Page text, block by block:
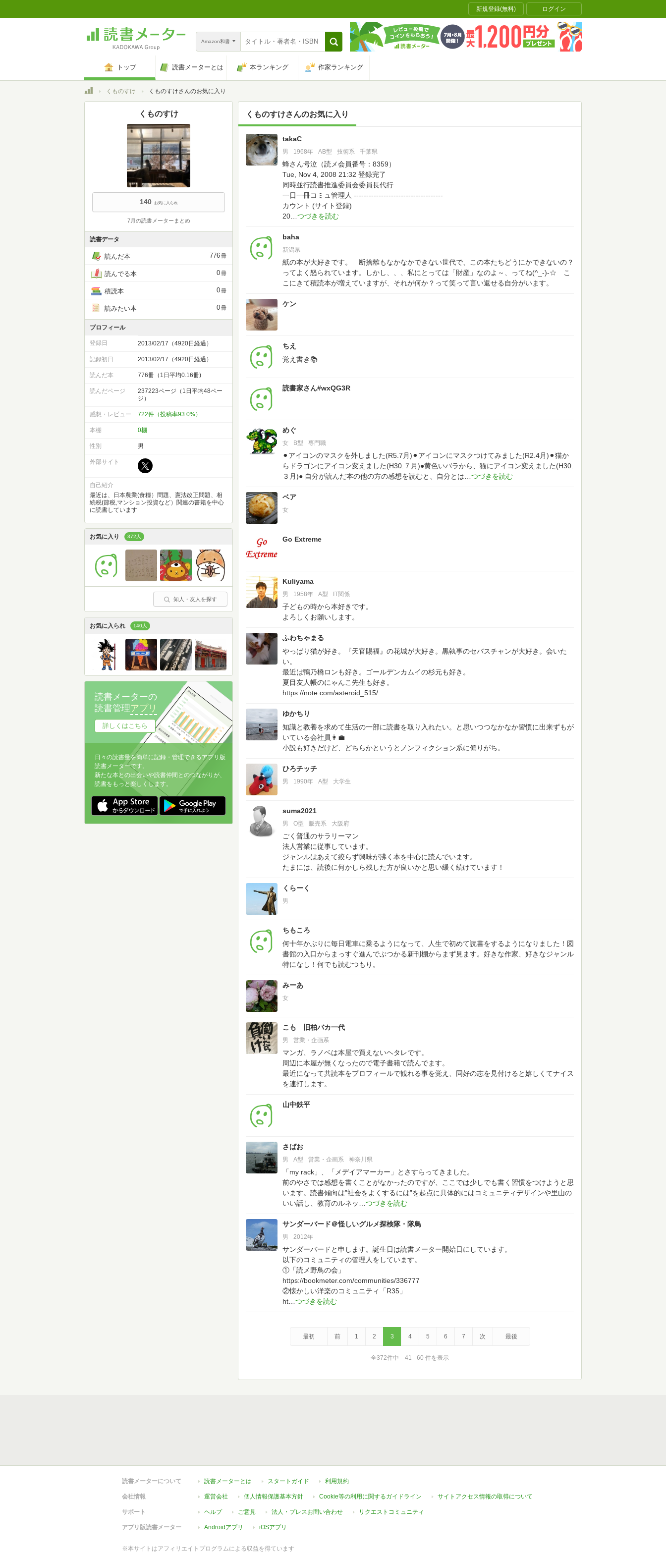
新規登録(無料) ログイン
Amazon和書
トップ 読書メーターとは 本ランキング 作家ランキング
トップくものすけ くものすけさんのお気に入り
くものすけさんのお気に入り
372 takaC
男 1968年 AB型 技術系 千葉県
蜂さん号泣（読メ会員番号：8359）
Tue, Nov 4, 2008 21:32 登録完了
同時並行読書推進委員会委員長代行
一日一冊コミュ管理人 ------------------------------------
カウント (サイト登録)
20
baha
新潟県
紙の本が大好きです。 断捨離もなかなかできない世代で、この本たちどうにかできないの？
ってよく怒られています。しかし、、、私にとっては「財産」なのよ～、ってね(^_-)-☆ こ
こにきて積読本が増えていますが、それが何か？って笑って言い返せる自分がいます。
ケン
ちえ
覚え書き📚
読書家さん#wxQG3R
めぐ
女 B型 専門職
⚫︎アイコンのマスクを外しました(R5.7月)⚫︎アイコンにマスクつけてみました(R2.4月)⚫︎猫か
らドラゴンにアイコン変えました(H30.７月)●黄色いバラから、猫にアイコン変えました(H30.
３月)● 自分が読んだ本の他の方の感想を読むと、自分とは
ベア
女
Go Extreme
Kuliyama
男 1958年 A型 IT関係
子どもの時から本好きです。
よろしくお願いします。
ふわちゃまる
やっぱり猫が好き。『天官賜福』の花城が大好き。黒執事のセバスチャンが大好き。会いた
い。
最近は鴨乃橋ロンも好き。ゴールデンカムイの杉元も好き。
夏目友人帳のにゃんこ先生も好き。
https://note.com/asteroid_515/
ゆかちり
知識と教養を求めて生活の一部に読書を取り入れたい。と思いつつなかなか習慣に出来ずもが
いている会社員👩‍💼
小説も好きだけど、どちらかというとノンフィクション系に偏りがち。
ひろチッチ
男 1990年 A型 大学生
suma2021
男 O型 販売系 大阪府
ごく普通のサラリーマン
法人営業に従事しています。
ジャンルはあえて絞らず興味が沸く本を中心に読んでいます。
たまには、読後に何かしら残した方が良いかと思い緩く続けています！
くらーく
男
ちもころ
何十年かぶりに毎日電車に乗るようになって、人生で初めて読書をするようになりました！図
書館の入口からまっすぐ進んでぶつかる新刊棚からまず見ます。好きな作家、好きなジャンル
特になし！何でも読むつもり。
みーあ
女
こも 旧柏バカ一代
男 営業・企画系
マンガ、ラノベは本屋で買えないヘタレです。
周辺に本屋が無くなったので電子書籍で読んでます。
最近になって共読本をプロフィールで観れる事を覚え、同好の志を見付けると嬉しくてナイス
を連打します。
山中鉄平
さばお
男 A型 営業・企画系 神奈川県
「my rack」、「メデイアマーカー」とさすらってきました。
前のやさでは感想を書くことがなかったのですが、ここでは少しでも書く習慣をつけようと思
います。読書傾向は”社会をよくするには”を起点に具体的にはコミュニティデザインや里山の
いい話し、教育のルネッ
サンダーバード＠怪しいグルメ探検隊・隊鳥
男 2012年
サンダーバードと申します。誕生日は読書メーター開始日にしています。
以下のコミュニティの管理人をしています。
①「読メ野鳥の会」
https://bookmeter.com/communities/336777
②懐かしい洋楽のコミュニティ「R35」
ht
最初 前 1 2 3 4 5 6 7 次 最後
全372件中 41 - 60 件を表示
くものすけ
140 お気に入られ
7月の読書メーターまとめ
読書データ
読んだ本 776冊
読んでる本 0冊
積読本 0冊
読みたい本 0冊
プロフィール
登録日 2013/02/17（4920日経過）
記録初日 2013/02/17（4920日経過）
読んだ本 776冊（1日平均0.16冊)
読んだページ
237223ページ（1日平均48ペー
ジ）
感想・レビュー 722件（投稿率93.0%）
本棚 0棚
性別 男
外部サイト
自己紹介
最近は、日本農業(食糧）問題、憲法改正問題、相
続税(節税,マンション投資など）関連の書籍を中心
に読書しています
お気に入り 372人
知人・友人を探す
お気に入られ 140人
読書メーターの
読書管理アプリ
詳しくはこちら
日々の読書量を簡単に記録・管理できるアプリ版
読書メーターです。
新たな本との出会いや読書仲間とのつながりが、
読書をもっと楽しくします。
読書メーターについて 読書メーターとは スタートガイド 利用規約
会社情報 運営会社 個人情報保護基本方針 Cookie等の利用に関するガイドライン サイトアクセス情報の取得について
サポート ヘルプ ご意見 法人・プレスお問い合わせ リクエストコミュニティ
アプリ版読書メーター Androidアプリ iOSアプリ
※本サイトはアフィリエイトプログラムによる収益を得ています